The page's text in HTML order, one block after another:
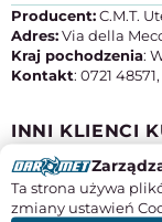
Producent:C.M.T.
Adres:Via della
Kraj pochodzenia:
Kontakt: 0721
INNI KLIENCI
Ta strona używa
zmiany ustawień